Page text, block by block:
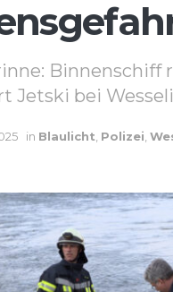
Jetski bei
in Blaulicht Polizei